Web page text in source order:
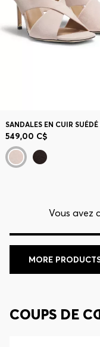
549,00 C$
Vous avez
MORE
COUPS DE